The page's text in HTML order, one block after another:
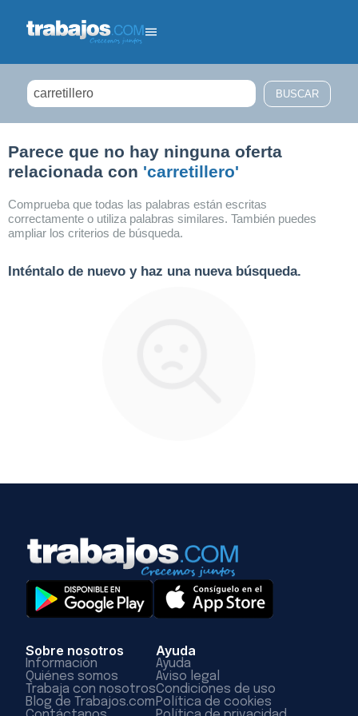
Parece que no hay ninguna oferta
relacionada con 'carretillero'
Comprueba que todas las palabras están escritas
correctamente o utiliza palabras similares. También puedes
ampliar los criterios de búsqueda.
Inténtalo de nuevo y haz una nueva búsqueda.
Sobre nosotros
Información
Quiénes somos
Trabaja con nosotros
Blog de Trabajos.com
Ayuda
Ayuda
Aviso legal
Condiciones de uso
Política de cookies